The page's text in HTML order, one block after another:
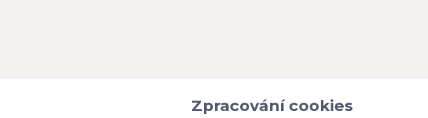
Zpracování cookies